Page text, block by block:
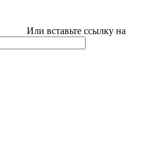
Или вставьте ссылку на